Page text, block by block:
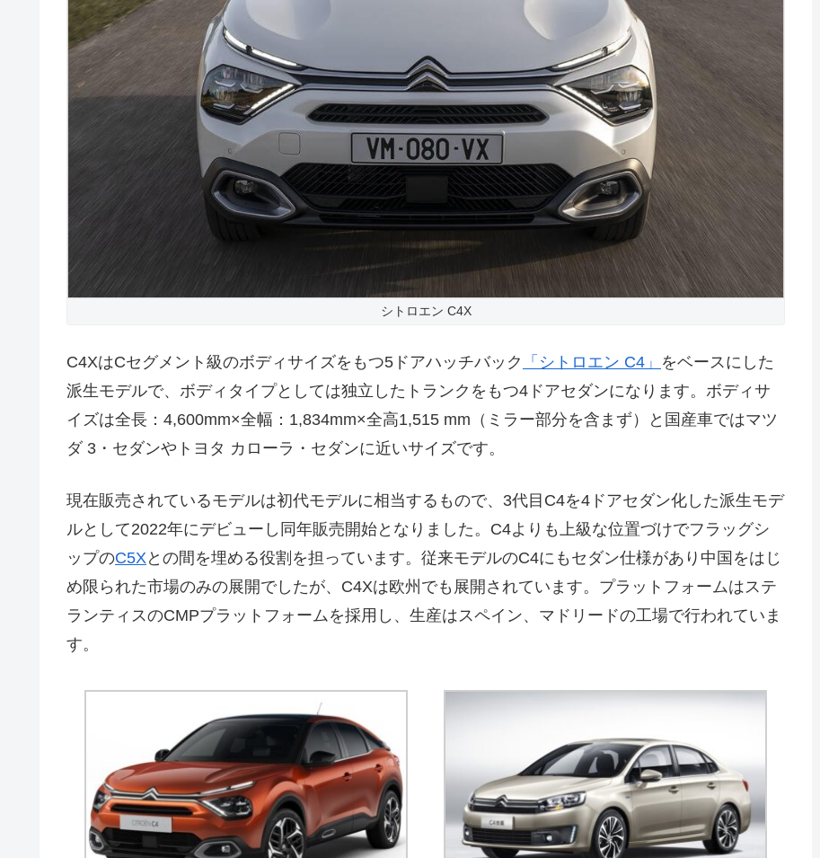
シトロエン C4X
C4XはCセグメント級のボディサイズをもつ5ドアハッチバック 「シトロエン C4」 をベースにした
派生モデルで、ボディタイプとしては独立したトランクをもつ4ドアセダンになります。ボディサ
イズは全長：4,600mm×全幅：1,834mm×全高1,515 mm（ミラー部分を含まず）と国産車ではマツ
ダ 3・セダンやトヨタ カローラ・セダンに近いサイズです。
現在販売されているモデルは初代モデルに相当するもので、3代目C4を4ドアセダン化した派生モデ
ルとして2022年にデビューし同年販売開始となりました。C4よりも上級な位置づけでフラッグシ
ップのC5X との間を埋める役割を担っています。従来モデルのC4にもセダン仕様があり中国をはじ
め限られた市場のみの展開でしたが、C4Xは欧州でも展開されています。プラットフォームはステ
ランティスのCMPプラットフォームを採用し、生産はスペイン、マドリードの工場で行われていま
す。